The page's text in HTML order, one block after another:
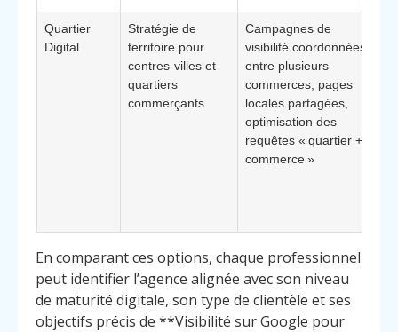
Quartier
Digital
Stratégie de
territoire pour
centres-villes et
quartiers
commerçants
Campagnes de
visibilité coordonnées
entre plusieurs
commerces, pages
locales partagées,
optimisation des
requêtes « quartier +
commerce »
En comparant ces options, chaque professionnel
peut identifier l’agence alignée avec son niveau
de maturité digitale, son type de clientèle et ses
objectifs précis de **Visibilité sur Google pour